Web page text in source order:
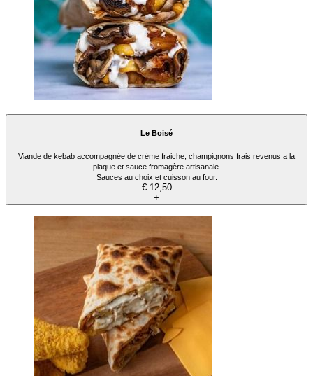
Le Boisé
Viande de kebab accompagnée de crème fraiche, champignons frais revenus a la
plaque et sauce fromagère artisanale.
Sauces au choix et cuisson au four.
€ 12,50
+